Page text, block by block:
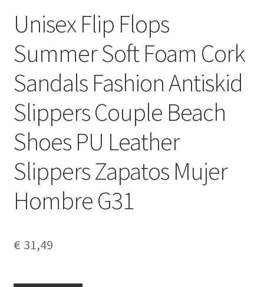
Unisex Flip Flops
Summer Soft Foam Cork
Sandals Fashion Antiskid
Slippers Couple Beach
Shoes PU Leather
Slippers Zapatos Mujer
Hombre G31
€ 31,49